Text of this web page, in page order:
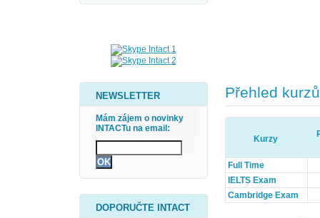
NEWSLETTER
Mám zájem o novinky
INTACTu na email:
DOPORUČTE INTACT
Přehled kurzů
Kurzy
Full Time
IELTS Exam
Cambridge Exam